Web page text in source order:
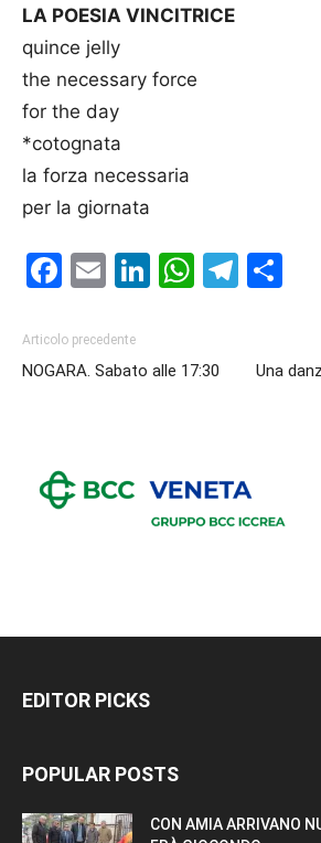
LA POESIA VINCITRICE
quince jelly
the necessary force
for the day
*cotognata
la forza necessaria
per la giornata
Facebook
EmailLinkedIn
Articolo precedente
NOGARA. Sabato alle 17:30
Una
EDITOR PICKS
POPULAR POSTS
CON AMIA ARRIVANO